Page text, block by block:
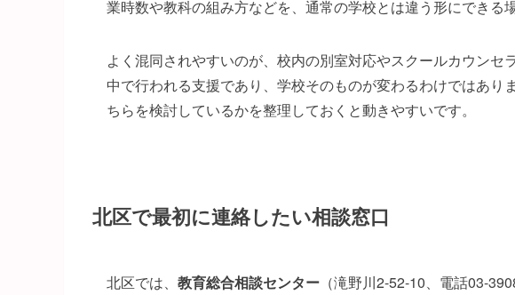
業時数や教科の組み方などを、通常の学校とは違う形にできる
よく混同されやすいのが、校内の別室対応やスクールカウンセ
中で行われる支援であり、学校そのものが変わるわけではあり
ちらを検討しているかを整理しておくと動きやすいです。
北区で最初に連絡したい相談窓口
北区では、 教育総合相談センター （滝野川2-52-10、電話03-